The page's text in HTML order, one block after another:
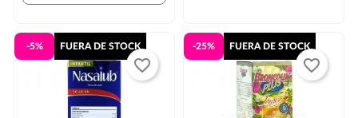
-5% FUERA DE STOCK
favorite_border
-25% FUERA DE STOCK
favorite_border